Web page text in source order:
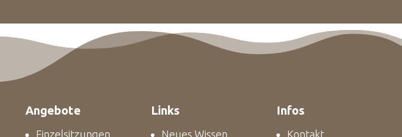
Angebote
Einzelsitzungen
Links
Neues Wissen
Infos
Kontakt